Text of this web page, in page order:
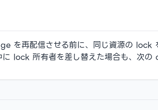
を再配信させる前に、同じ資源の lock
lock 所有者を差し替えた場合も、次の